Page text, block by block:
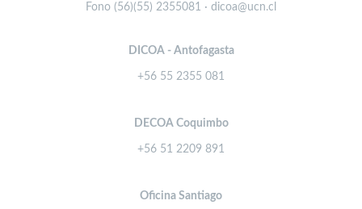
Fono (56)(55) 2355081 · dicoa@ucn.cl
DICOA - Antofagasta
+56 55 2355 081
DECOA Coquimbo
+56 51 2209 891
Oficina Santiago